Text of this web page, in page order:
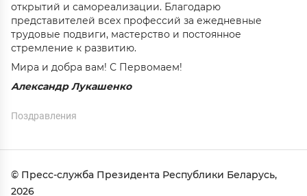
открытий и самореализации. Благодарю
представителей всех профессий за ежедневные
трудовые подвиги, мастерство и постоянное
стремление к развитию.
Мира и добра вам! С Первомаем!
Александр Лукашенко
Поздравления
© Пресс-служба Президента Республики Беларусь,
2026